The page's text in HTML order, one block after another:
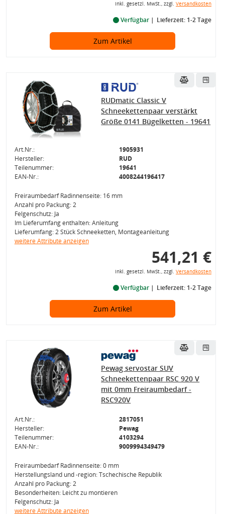
inkl. gesetzl. MwSt., zzgl. Versandkosten
Verfügbar Lieferzeit: 1-2 Tage
Zum Artikel
RUDmatic Classic V
Schneekettenpaar verstärkt
Größe 0141 Bügelketten - 19641
Art.Nr.:
1905931
Hersteller:
RUD
Teilenummer:
19641
EAN-Nr.:
4008244196417
Freiraumbedarf Radinnenseite: 16 mm
Anzahl pro Packung: 2
Felgenschutz: Ja
Im Lieferumfang enthalten: Anleitung
Lieferumfang: 2 Stück Schneeketten, Montageanleitung
weitere Attribute anzeigen
541,21 €
inkl. gesetzl. MwSt., zzgl. Versandkosten
Verfügbar Lieferzeit: 1-2 Tage
Zum Artikel
Pewag servostar SUV
Schneekettenpaar RSC 920 V
mit 0mm Freiraumbedarf -
RSC920V
Art.Nr.:
2817051
Hersteller:
Pewag
Teilenummer:
4103294
EAN-Nr.:
9009994349479
Freiraumbedarf Radinnenseite: 0 mm
Herstellungsland und -region: Tschechische Republik
Anzahl pro Packung: 2
Besonderheiten: Leicht zu montieren
Felgenschutz: Ja
weitere Attribute anzeigen